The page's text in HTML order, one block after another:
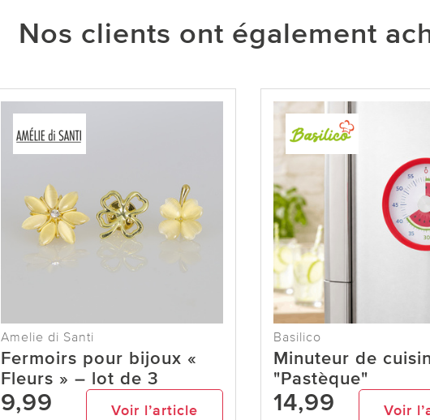
Nos clients ont également
Amelie di Santi
Fermoirs pour bijoux «
Fleurs » – lot de 3
9,99 Voir l’article
Basilico
Minuteur de
"Pastèque"
14,99 Voir